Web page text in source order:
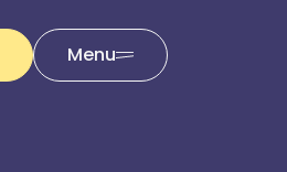
Menu